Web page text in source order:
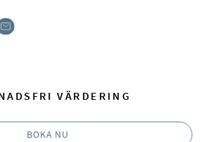
VÄRDERING
BOKA NU